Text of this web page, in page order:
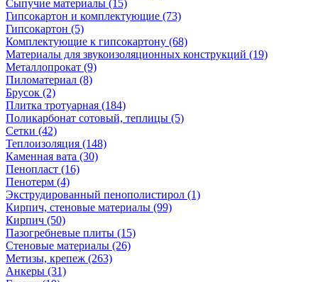
Сыпучие материалы (15)
Гипсокартон и комплектующие (73)
Гипсокартон (5)
Комплектующие к гипсокартону (68)
Материалы для звукоизоляционных конструкций (19)
Металлопрокат (9)
Пиломатериал (8)
Брусок (2)
Плитка тротуарная (184)
Поликарбонат сотовый, теплицы (5)
Сетки (42)
Теплоизоляция (148)
Каменная вата (30)
Пенопласт (16)
Пенотерм (4)
Экструдированный пенополистирол (1)
Кирпич, стеновые материалы (99)
Кирпич (50)
Пазогребневые плиты (15)
Стеновые материалы (26)
Метизы, крепеж (263)
Анкеры (31)